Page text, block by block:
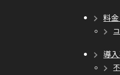
料
導